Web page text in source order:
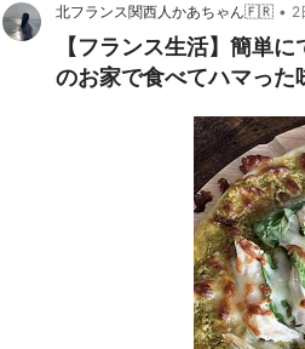
北フランス関西人かあちゃん🇫🇷 • 2
【フランス生活】簡単
のお家で食べてハマった